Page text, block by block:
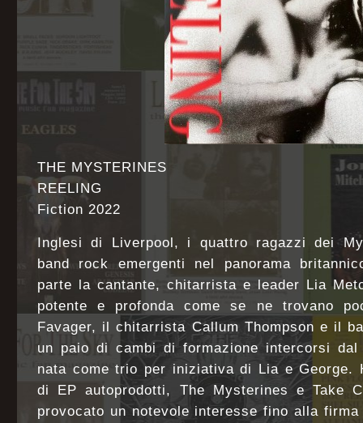
THE MYSTERINES
REELING
Fiction 2022
Inglesi di Liverpool, i quattro ragazzi dei
band rock emergenti nel panorama
parte la cantante, chitarrista e leader Lia
potente e profonda come se ne trovano
Favager, il chitarrista Callum Thompson e il
un paio di cambi di formazione intercorsi
nata come trio per iniziativa di Lia e George.
di EP autoprodotti, The Mysterines e Take
provocato un notevole interesse fino alla